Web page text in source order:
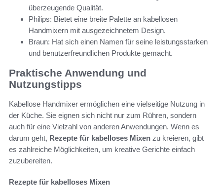
überzeugende Qualität.
Philips: Bietet eine breite Palette an kabellosen
Handmixern mit ausgezeichnetem Design.
Braun: Hat sich einen Namen für seine leistungsstarken
und benutzerfreundlichen Produkte gemacht.
Praktische Anwendung und
Nutzungstipps
Kabellose Handmixer ermöglichen eine vielseitige Nutzung in
der Küche. Sie eignen sich nicht nur zum Rühren, sondern
auch für eine Vielzahl von anderen Anwendungen. Wenn es
darum geht, Rezepte für kabelloses Mixen zu kreieren, gibt
es zahlreiche Möglichkeiten, um kreative Gerichte einfach
zuzubereiten.
Rezepte für kabelloses Mixen